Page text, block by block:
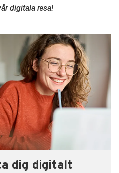
digitala resa!
dig digitalt